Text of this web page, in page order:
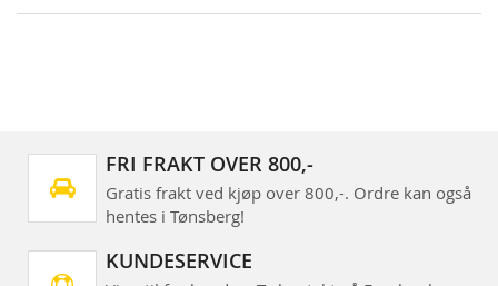
FRI FRAKT OVER 800,-
Gratis frakt ved kjøp over 800,-. Ordre kan også
hentes i Tønsberg!
KUNDESERVICE